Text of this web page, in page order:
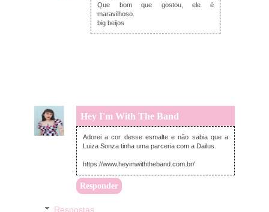
Que bom que gostou, ele é
maravilhoso.
big beijos
Hey I'm With The Band
quinta-feira, novembro 24, 2022
Adorei a cor desse esmalte e não sabia que a
Luiza Sonza tinha uma parceria com a Dailus.
https://www.heyimwiththeband.com.br/
Responder
Respostas